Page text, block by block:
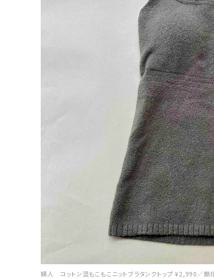
婦人 コットン混もこもこニットブラタンクトップ ¥2,990／無